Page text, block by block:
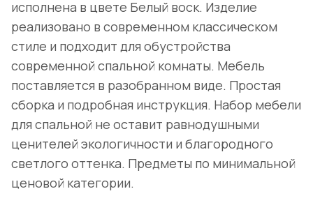
исполнена в цвете Белый воск. Изделие
реализовано в современном классическом
стиле и подходит для обустройства
современной спальной комнаты. Мебель
поставляется в разобранном виде. Простая
сборка и подробная инструкция. Набор мебели
для спальной не оставит равнодушными
ценителей экологичности и благородного
светлого оттенка. Предметы по минимальной
ценовой категории.